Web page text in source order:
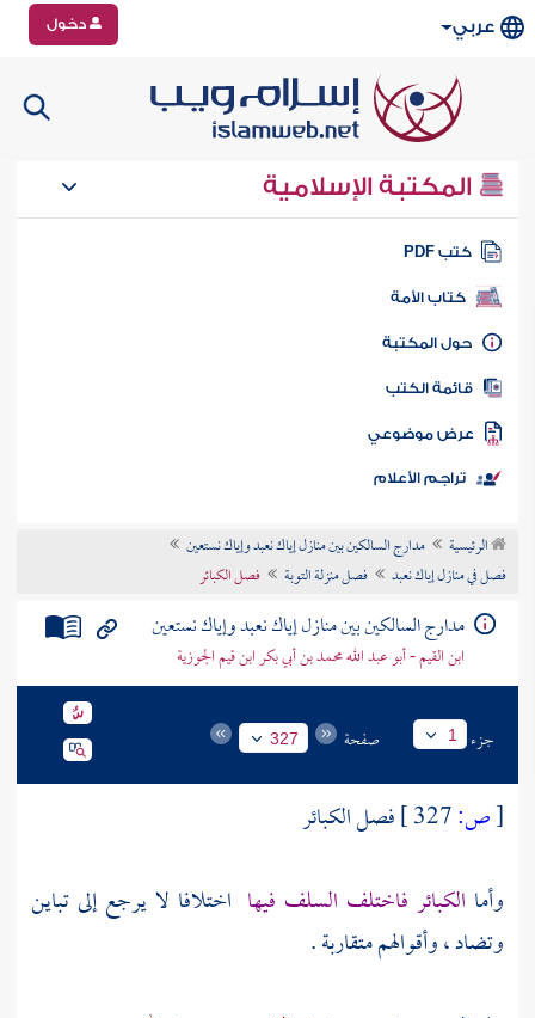
عربي دخول
المكتبة الإسلامية
كتب PDF
كتاب الأمة
المكتبة
الكتب
موضوعي
تراجم الأعلام
الرئيسية
مدارج السالكين بين منازل إياك نعبد وإياك نستعين
فصل في منازل إياك نعبد
فصل منزلة التوبة فصل الكبائر
مدارج السالكين بين منازل إياك نعبد وإياك نستعين
ابن القيم - أبو عبد الله محمد بن أبي بكر ابن قيم الجوزية
جزء 1 صفحة 327
[ص:
فصل الكبائر
وأما الكبائر فاختلف السلف فيها اختلافا لا يرجع إلى تباين
وتضاد ، وأقوالهم متقاربة .